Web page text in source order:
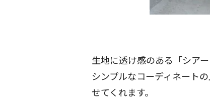
生地に透け感のある「シア
シンプルなコーディネート
せてくれます。